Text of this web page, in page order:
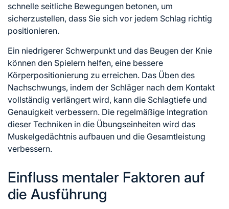
schnelle seitliche Bewegungen betonen, um
sicherzustellen, dass Sie sich vor jedem Schlag richtig
positionieren.
Ein niedrigerer Schwerpunkt und das Beugen der Knie
können den Spielern helfen, eine bessere
Körperpositionierung zu erreichen. Das Üben des
Nachschwungs, indem der Schläger nach dem Kontakt
vollständig verlängert wird, kann die Schlagtiefe und
Genauigkeit verbessern. Die regelmäßige Integration
dieser Techniken in die Übungseinheiten wird das
Muskelgedächtnis aufbauen und die Gesamtleistung
verbessern.
Einfluss mentaler Faktoren auf
die Ausführung